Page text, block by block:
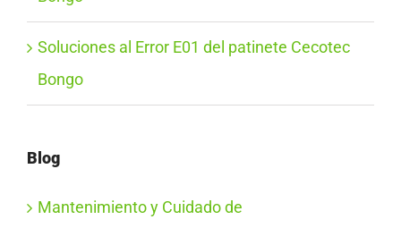
Soluciones al Error E01 del patinete Cecotec
Bongo
Blog
Mantenimiento y Cuidado de